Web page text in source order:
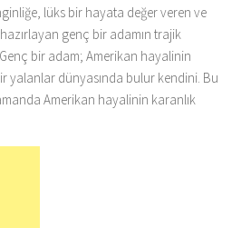
lüks bir hayata değer veren ve
hazırlayan genç bir adamın trajik
bir adam; Amerikan hayalinin
yalanlar dünyasında bulur kendini. Bu
Amerikan hayalinin karanlık